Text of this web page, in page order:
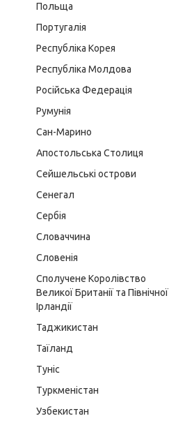
Польща
Португалія
Республіка Корея
Республіка Молдова
Російська Федерація
Румунія
Сан-Марино
Апостольська Столиця
Сейшельські острови
Сенегал
Сербія
Словаччина
Словенія
Сполучене Королівство
Великої Британії та Північної
Ірландії
Таджикистан
Таїланд
Туніс
Туркменістан
Узбекистан